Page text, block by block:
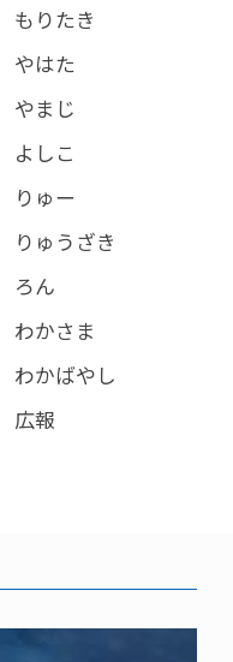
もりたき
やはた
やまじ
よしこ
りゅー
りゅうざき
ろん
わかさま
わかばやし
広報